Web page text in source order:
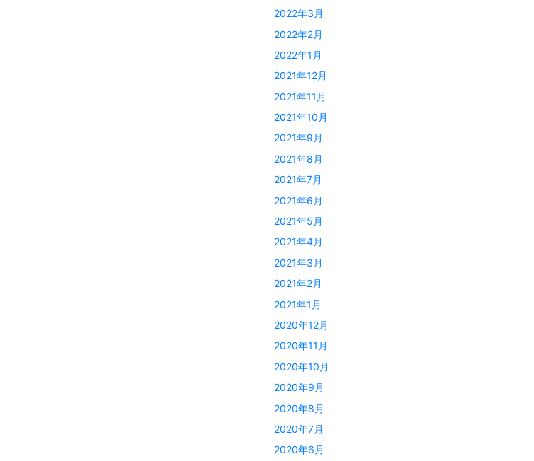
2022年3月
2022年2月
2022年1月
2021年12月
2021年11月
2021年10月
2021年9月
2021年8月
2021年7月
2021年6月
2021年5月
2021年4月
2021年3月
2021年2月
2021年1月
2020年12月
2020年11月
2020年10月
2020年9月
2020年8月
2020年7月
2020年6月